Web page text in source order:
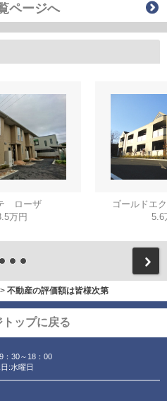
ページへ
ローザ
万円
ゴールドエ
5.6
> 不動産の評価額は皆様次第
トップに戻る
：30～18：00
:水曜日